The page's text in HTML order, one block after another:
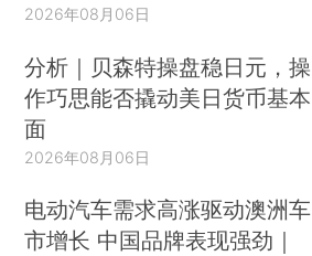
2026年08月06日
分析｜贝森特操盘稳日元，操
作巧思能否撬动美日货币基本
面
2026年08月06日
电动汽车需求高涨驱动澳洲车
市增长 中国品牌表现强劲｜